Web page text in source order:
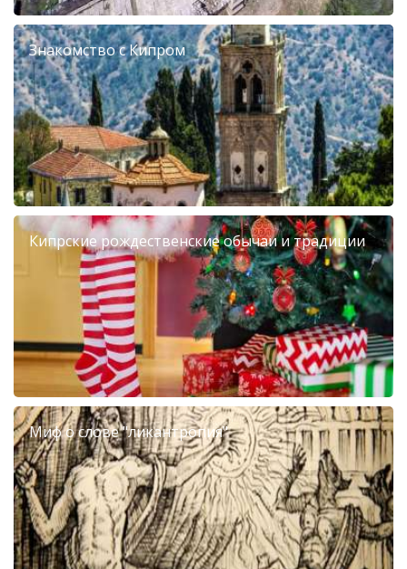
Знакомство с Кипром
Кипрские рождественские обычаи и традиции
Миф о слове "ликантропия"